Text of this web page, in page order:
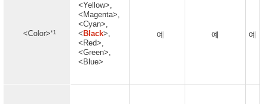
<Color>*1
<Yellow>,
<Magenta>,
<Cyan>,
< Black>,
<Red>,
<Green>,
<Blue>
예 예 예